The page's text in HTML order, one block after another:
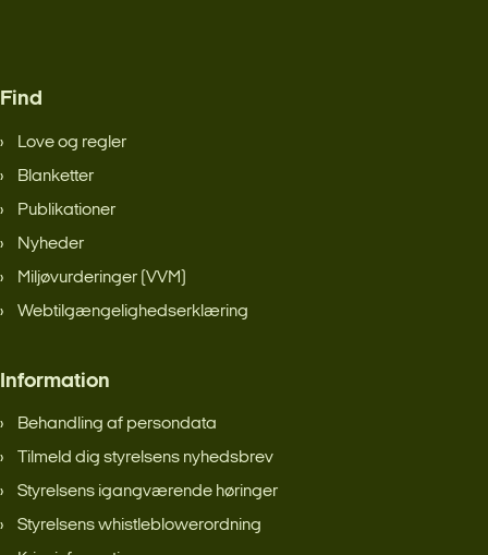
Find
Love og regler
Blanketter
Publikationer
Nyheder
Miljøvurderinger (VVM)
Webtilgængelighedserklæring
Information
Behandling af persondata
Tilmeld dig styrelsens nyhedsbrev
Styrelsens igangværende høringer
Styrelsens whistleblowerordning